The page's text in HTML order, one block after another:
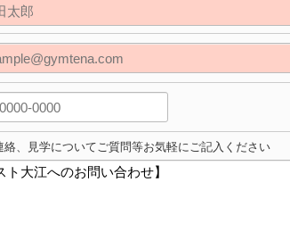
絡、見学についてご質問等お気軽にご記入ください